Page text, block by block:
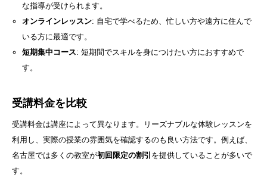
な指導が受けられます。
オンラインレッスン: 自宅で学べるため、忙しい方や遠方に住んで
いる方に最適です。
短期集中コース: 短期間でスキルを身につけたい方におすすめで
す。
受講料金を比較
受講料金は講座によって異なります。リーズナブルな体験レッスンを
利用し、実際の授業の雰囲気を確認するのも良い方法です。例えば、
名古屋では多くの教室が初回限定の割引 を提供していることが多いで
す。